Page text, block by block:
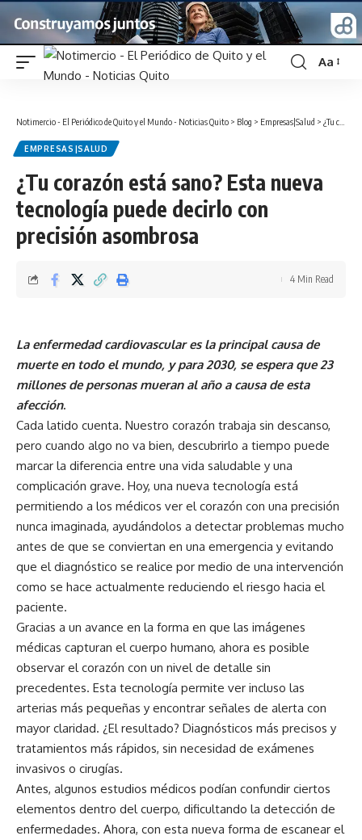
Font
Aa
Notimercio - El Periódico de Quito y el Mundo - Noticias Quito > Blog > Empresas|Salud > ¿Tu corazón está sano? Esta nueva tecnología puede decirlo con precisión asombrosa
EMPRESAS|SALUD
¿Tu corazón está sano? Esta nueva
tecnología puede decirlo con
precisión asombrosa
4 Min Read
La enfermedad cardiovascular es la principal causa de
muerte en todo el mundo, y para 2030, se espera que 23
millones de personas mueran al año a causa de esta
afección.
Cada latido cuenta. Nuestro corazón trabaja sin descanso,
pero cuando algo no va bien, descubrirlo a tiempo puede
marcar la diferencia entre una vida saludable y una
complicación grave. Hoy, una nueva tecnología está
permitiendo a los médicos ver el corazón con una precisión
nunca imaginada, ayudándolos a detectar problemas mucho
antes de que se conviertan en una emergencia y evitando
que el diagnóstico se realice por medio de una intervención
como se hace actualmente reduciendo el riesgo hacia el
paciente.
Gracias a un avance en la forma en que las imágenes
médicas capturan el cuerpo humano, ahora es posible
observar el corazón con un nivel de detalle sin
precedentes. Esta tecnología permite ver incluso las
arterias más pequeñas y encontrar señales de alerta con
mayor claridad. ¿El resultado? Diagnósticos más precisos y
tratamientos más rápidos, sin necesidad de exámenes
invasivos o cirugías.
Antes, algunos estudios médicos podían confundir ciertos
elementos dentro del cuerpo, dificultando la detección de
enfermedades. Ahora, con esta nueva forma de escanear el